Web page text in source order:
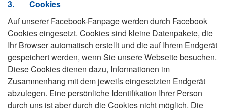
3.
Cookies
Auf unserer Facebook-Fanpage werden durch Facebook
Cookies eingesetzt. Cookies sind kleine Datenpakete, die
Ihr Browser automatisch erstellt und die auf Ihrem Endgerät
gespeichert werden, wenn Sie unsere Webseite besuchen.
Diese Cookies dienen dazu, Informationen im
Zusammenhang mit dem jeweils eingesetzten Endgerät
abzulegen. Eine persönliche Identifikation Ihrer Person
durch uns ist aber durch die Cookies nicht möglich. Die